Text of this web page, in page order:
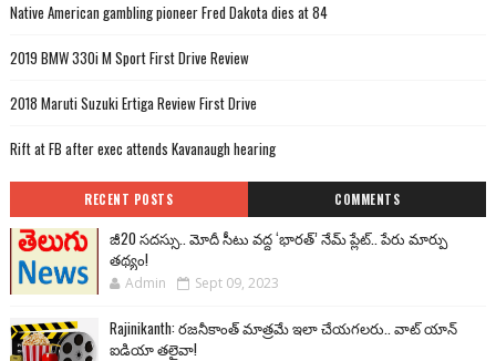
Native American gambling pioneer Fred Dakota dies at 84
2019 BMW 330i M Sport First Drive Review
2018 Maruti Suzuki Ertiga Review First Drive
Rift at FB after exec attends Kavanaugh hearing
RECENT POSTS COMMENTS
జీ20 సదస్సు.. మోదీ సీటు వద్ద ‘భారత్’ నేమ్ ప్లేట్‌.. పేరు మార్పు
తథ్యం!
Admin Sept 09, 2023
Rajinikanth: రజనీకాంత్ మాత్రమే ఇలా చేయగలరు.. వాట్ యాన్
ఐడియా తలైవా!